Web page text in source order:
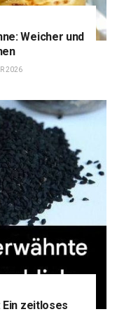
Weicher und
2026
Ein zeitloses